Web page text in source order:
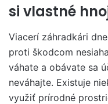
si vlastné
Viacerí záhradkári
proti škodcom
váhate a obávate sa
neváhajte. Existuje
využiť prírodné